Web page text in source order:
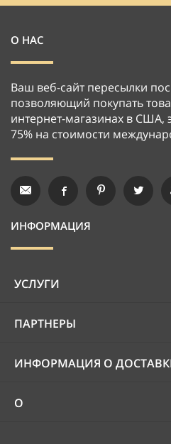
О НАС
Ваш веб-сайт пересылки
позволяющий покупать
интернет-магазинах в США,
75% на стоимости
ИНФОРМАЦИЯ
УСЛУГИ
ПАРТНЕРЫ
ИНФОРМАЦИЯ О
О